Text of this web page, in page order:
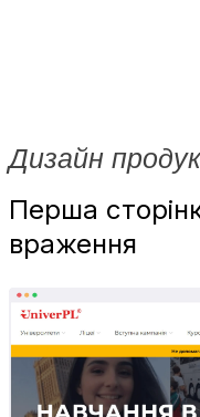
Дизайн
Перша
враження